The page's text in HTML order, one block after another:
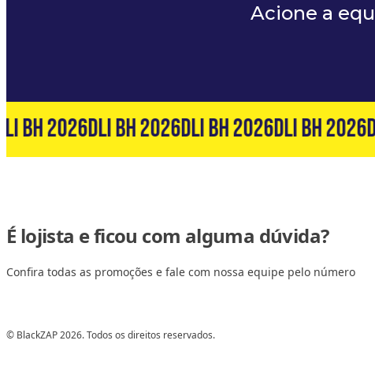
Acione a
BH 2026DLI BH 2026DLI BH 2026DLI BH 2026
É lojista e ficou com alguma dúvida?
Confira todas as promoções e fale com nossa equipe pelo número
© BlackZAP 2026. Todos os direitos reservados.